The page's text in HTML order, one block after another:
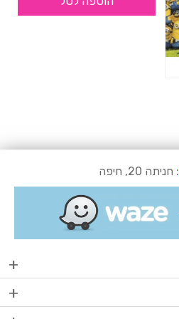
: חניתה 20, חיפה